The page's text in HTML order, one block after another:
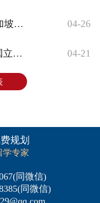
恭喜G同学顺利拿到科廷新加坡信息技术本科国际大一录取通知书~ 04-26
恭喜L同学顺利拿到新加坡国立大学统计学理学硕士课程录取通知书！ 04-21
规划
学专家
同微信)
同微信)